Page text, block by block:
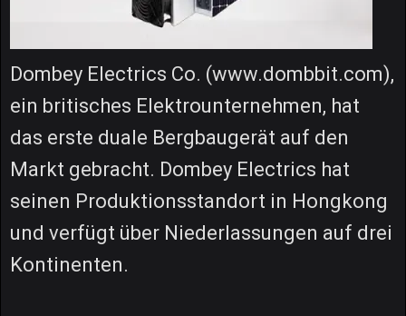
Dombey Electrics Co. (www.dombbit.com),
ein britisches Elektrounternehmen, hat
das erste duale Bergbaugerät auf den
Markt gebracht. Dombey Electrics hat
seinen Produktionsstandort in Hongkong
und verfügt über Niederlassungen auf drei
Kontinenten.